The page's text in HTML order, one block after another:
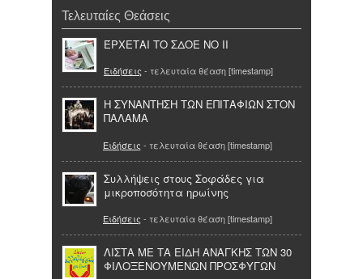
Τελευταίες Θεάσεις
ΈΡΧΕΤΑΙ ΤΟ ΣΔΟΕ ΝΟ ΙΙ
Ειδήσεις - τελευταία θέαση [timestamp]
Η ΣΥΝΑΝΤΗΣΗ ΤΩΝ ΕΠΙΤΑΦΙΩΝ ΣΤΟΝ
ΠΑΛΑΜΑ
Ειδήσεις - τελευταία θέαση [timestamp]
Συλλήψεις στους Σοφάδες για
μικροποσότητα ηρωίνης
Ειδήσεις - τελευταία θέαση [timestamp]
ΛΙΣΤΑ ΜΕ ΤΑ ΕΙΔΗ ΑΝΑΓΚΗΣ ΤΩΝ 30
ΦΙΛΟΞΕΝΟΥΜΕΝΩΝ ΠΡΟΣΦΥΓΩΝ